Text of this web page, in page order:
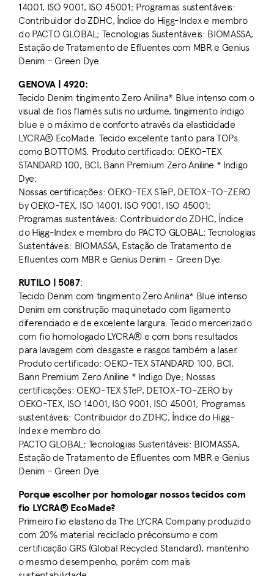
14001, ISO 9001, ISO 45001; Programas sustentáveis:
Contribuidor do ZDHC, Índice do Higg-Index e membro
do PACTO GLOBAL; Tecnologias Sustentáveis: BIOMASSA,
Estação de Tratamento de Efluentes com MBR e Genius
Denim – Green Dye.
GENOVA | 4920:
Tecido Denim tingimento Zero Anilina* Blue intenso com o
visual de fios flamés sutis no urdume, tingimento índigo
blue e o máximo de conforto através da elasticidade
LYCRA® EcoMade. Tecido excelente tanto para TOPs
como BOTTOMS. Produto certificado: OEKO-TEX
STANDARD 100, BCI, Bann Premium Zero Aniline * Indigo
Dye;
Nossas certificações: OEKO-TEX STeP, DETOX-TO-ZERO
by OEKO-TEX, ISO 14001, ISO 9001, ISO 45001;
Programas sustentáveis: Contribuidor do ZDHC, Índice
do Higg-Index e membro do PACTO GLOBAL; Tecnologias
Sustentáveis: BIOMASSA, Estação de Tratamento de
Efluentes com MBR e Genius Denim – Green Dye.
RUTILO | 5087:
Tecido Denim com tingimento Zero Anilina* Blue intenso
Denim em construção maquinetado com ligamento
diferenciado e de excelente largura. Tecido mercerizado
com fio homologado LYCRA® e com bons resultados
para lavagem com desgaste e rasgos também a laser.
Produto certificado: OEKO-TEX STANDARD 100, BCI,
Bann Premium Zero Aniline * Indigo Dye; Nossas
certificações: OEKO-TEX STeP, DETOX-TO-ZERO by
OEKO-TEX, ISO 14001, ISO 9001, ISO 45001; Programas
sustentáveis: Contribuidor do ZDHC, Índice do Higg-
Index e membro do
PACTO GLOBAL; Tecnologias Sustentáveis: BIOMASSA,
Estação de Tratamento de Efluentes com MBR e Genius
Denim – Green Dye.
Porque escolher por homologar nossos tecidos com
fio LYCRA® EcoMade?
Primeiro fio elastano da The LYCRA Company produzido
com 20% material reciclado préconsumo e com
certificação GRS (Global Recycled Standard), mantenho
o mesmo desempenho, porém com mais